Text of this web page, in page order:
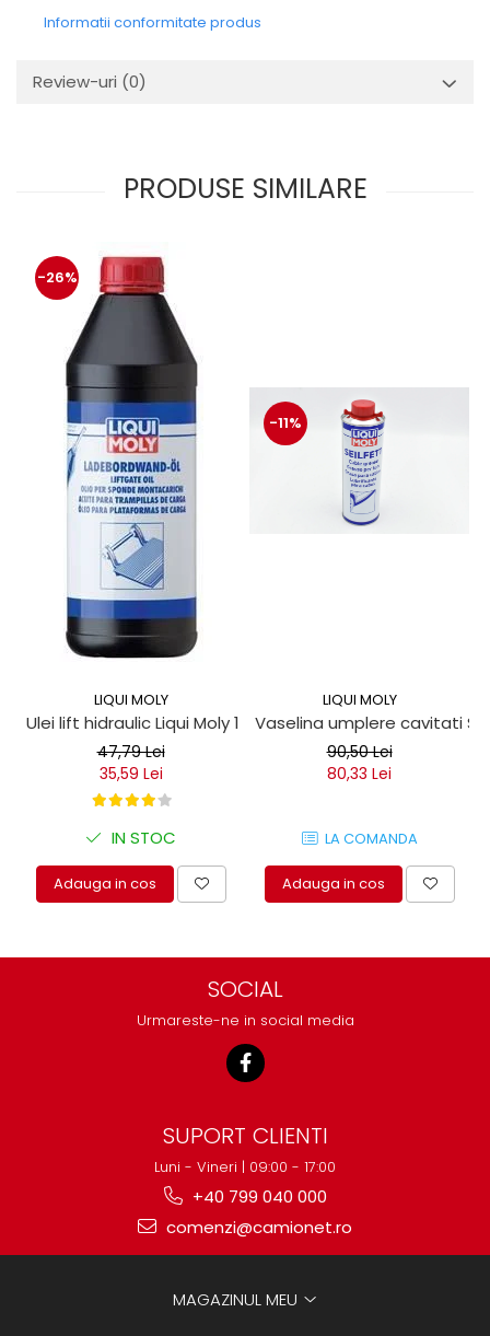
Informatii conformitate produs
Review-uri (0)
PRODUSE SIMILARE
-26%
LIQUI MOLY
Ulei lift hidraulic Liqui Moly 1 litru
47,79 Lei
35,59 Lei
IN STOC
Adauga in cos
-11%
LIQUI MOLY
Vaselina umplere cavitati
90,50 Lei
80,33 Lei
LA COMANDA
Adauga in cos
SOCIAL
Urmareste-ne in social media
SUPORT CLIENTI
Luni - Vineri | 09:00 - 17:00
+40 799 040 000
comenzi@camionet.ro
MAGAZINUL MEU